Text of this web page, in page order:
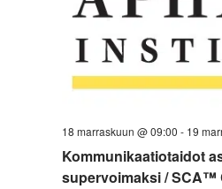
Kommunikaatiotaidot
supervoimaksi / SCA™
18 marraskuun @ 09:00 - 19